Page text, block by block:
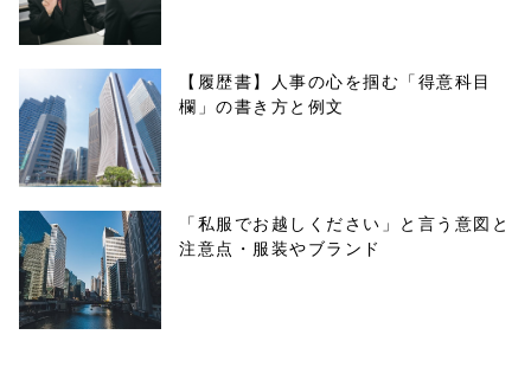
w.open(this.hre
f, 'Gwindow',
'width=550,
height=450,
menubar=no,
toolbar=no,
scrollbars=yes'
【履歴書】人事の心を掴む「得意科目
欄」の書き方と例文
「私服でお越しください」と言う意図と
注意点・服装やブランド